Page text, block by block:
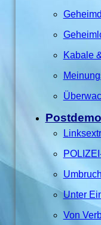
Kabale
Unter
Von